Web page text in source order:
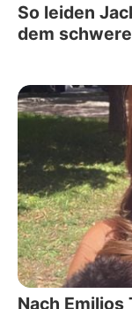
So leiden
dem
Nach Emilios